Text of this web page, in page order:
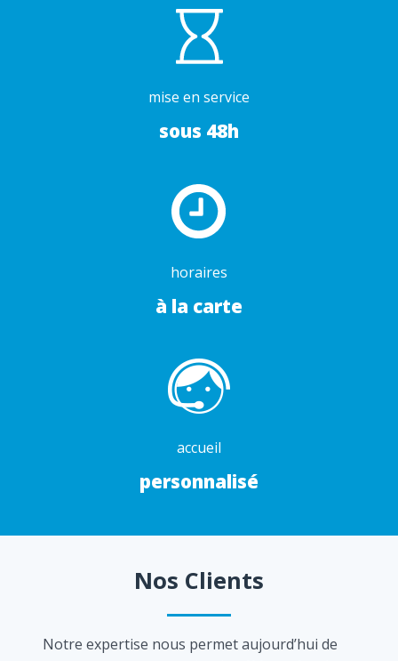
mise en service
sous 48h
horaires
à la carte
accueil
personnalisé
Nos Clients
Notre expertise nous permet aujourd’hui de